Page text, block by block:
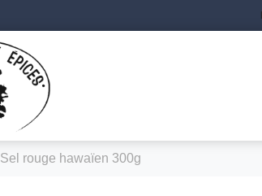
Sel rouge hawaïen 300g